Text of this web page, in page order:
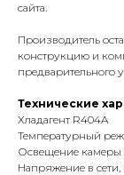
сайта.
Производитель
конструкцию и
предварительного
Технические
Хладагент R404A
Температурный
Освещение камеры
Напряжение в сети,